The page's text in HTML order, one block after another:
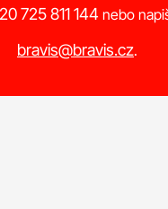
725 811 144 nebo
bravis@bravis.cz.